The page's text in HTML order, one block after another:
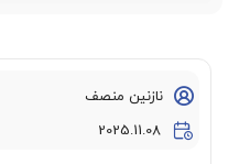
نازنین منصف
2025.11.08